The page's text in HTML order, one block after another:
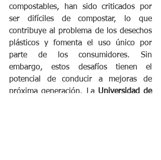
compostables, han sido criticados por
ser difíciles de compostar, lo que
contribuye al problema de los desechos
plásticos y fomenta el uso único por
parte de los consumidores. Sin
embargo, estos desafíos tienen el
potencial de conducir a mejoras de
próxima generación. La Universidad de